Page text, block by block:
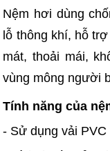
Nệm hơi dùng
lỗ thông khí, hỗ
mát, thoải mái,
vùng mông người
Tính năng của
- Sử dụng vải